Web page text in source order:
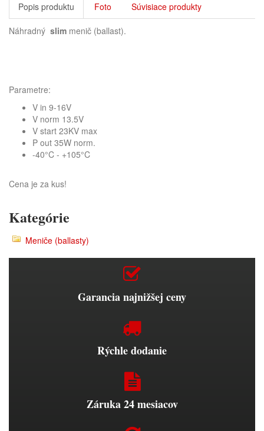
Popis produktu Foto Súvisiace produkty
Náhradný slim menič (ballast).
Parametre:
V in 9-16V
V norm 13.5V
V start 23KV max
P out 35W norm.
-40°C - +105°C
Cena je za kus!
Kategórie
Meniče (ballasty)
Garancia najnižšej ceny
Rýchle dodanie
Záruka 24 mesiacov